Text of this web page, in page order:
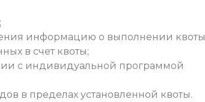
информацию о выполнении квоты
в счет квоты;
с индивидуальной программой
в пределах установленной квоты.